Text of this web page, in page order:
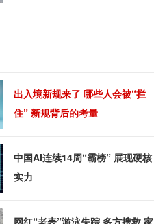
出入境新规来了 哪些人会被“拦
住” 新规背后的考量
中国AI连续14周“霸榜” 展现硬核
实力
网红“老表”游泳失踪 多方搜救 家